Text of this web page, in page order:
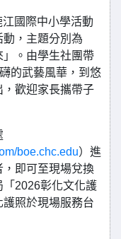
國際中小學活動
，主題分別為
」。由學生社團帶
的武藝風華，到悠
歡迎家長攜帶子
boe.chc.edu）進
即可至現場兌換
「2026彰化文化護
照於現場服務台